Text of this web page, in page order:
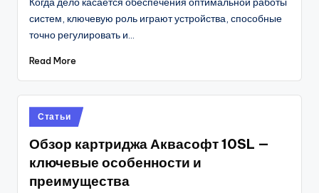
систем, ключевую роль играют устройства, способные
точно регулировать и…
Read More
Posted
in
Статьи
Обзор картриджа Аквасофт 10SL —
ключевые особенности и
преимущества